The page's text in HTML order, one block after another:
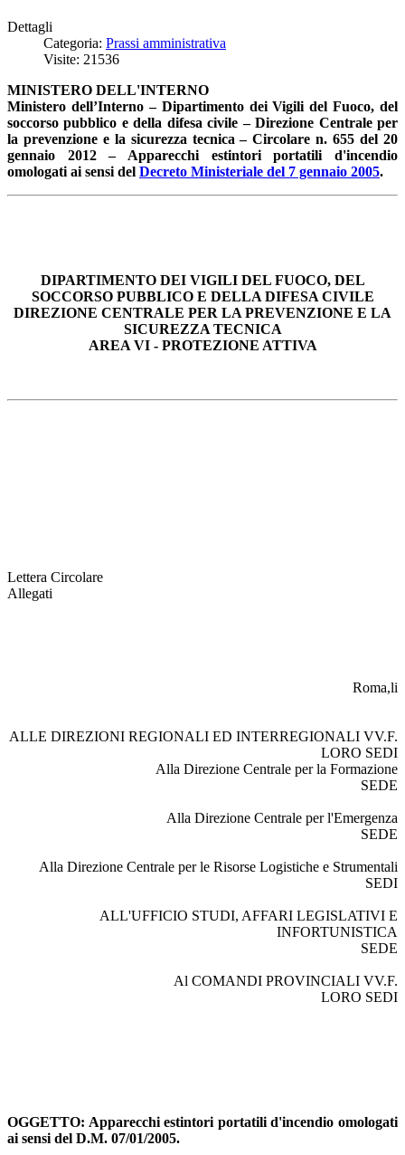
Dettagli
Categoria: Prassi amministrativa
Visite: 21536
MINISTERO DELL'INTERNO
Ministero dell’Interno – Dipartimento dei Vigili del Fuoco, del
soccorso pubblico e della difesa civile – Direzione Centrale per
la prevenzione e la sicurezza tecnica – Circolare n. 655 del 20
gennaio 2012 – Apparecchi estintori portatili d'incendio
omologati ai sensi del Decreto Ministeriale del 7 gennaio 2005.
DIPARTIMENTO DEI VIGILI DEL FUOCO, DEL
SOCCORSO PUBBLICO E DELLA DIFESA CIVILE
DIREZIONE CENTRALE PER LA PREVENZIONE E LA
SICUREZZA TECNICA
AREA VI - PROTEZIONE ATTIVA
Lettera Circolare
Allegati
Roma,li
ALLE DIREZIONI REGIONALI ED INTERREGIONALI VV.F.
LORO SEDI
Alla Direzione Centrale per la Formazione
SEDE
Alla Direzione Centrale per l'Emergenza
SEDE
Alla Direzione Centrale per le Risorse Logistiche e Strumentali
SEDI
ALL'UFFICIO STUDI, AFFARI LEGISLATIVI E
INFORTUNISTICA
SEDE
Al COMANDI PROVINCIALI VV.F.
LORO SEDI
OGGETTO: Apparecchi estintori portatili d'incendio omologati
ai sensi del D.M. 07/01/2005.